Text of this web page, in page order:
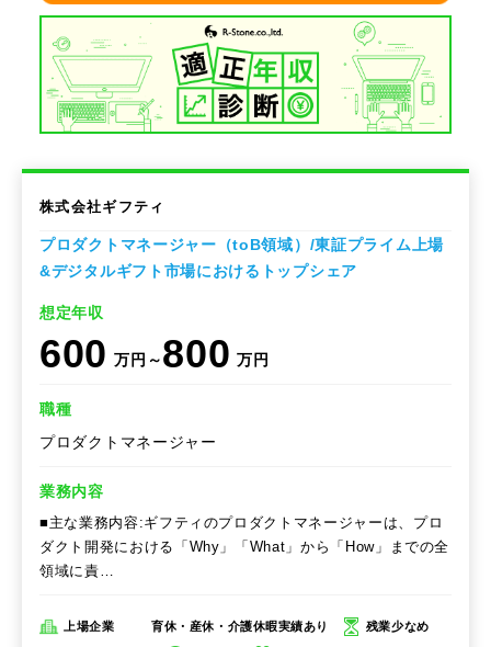
株式会社ギフティ
プロダクトマネージャー（toB領域）/東証プライム上場
&デジタルギフト市場におけるトップシェア
想定年収
600 万円～800 万円
職種
プロダクトマネージャー
業務内容
■主な業務内容:ギフティのプロダクトマネージャーは、プロ
ダクト開発における「Why」「What」から「How」までの全
領域に責…
上場企業 育休・産休・介護休暇実績あり 残業少なめ